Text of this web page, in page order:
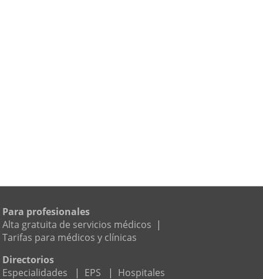
Para profesionales
Alta gratuita de servicios médicos |
Tarifas para médicos y clínicas
Directorios
Especialidades
| EPS | Hospitales